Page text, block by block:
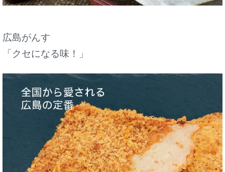
広島がんす
「クセになる味！」